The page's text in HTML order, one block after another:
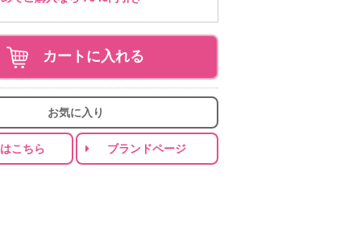
カートに入れる
お気に入り
こちら ブランドページ